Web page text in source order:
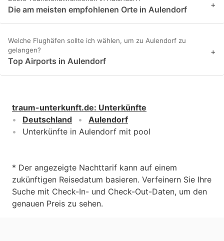
Die am meisten empfohlenen Orte in Aulendorf +
Welche Flughäfen sollte ich wählen, um zu Aulendorf zu
gelangen?
Top Airports in Aulendorf
+
traum-unterkunft.de: Unterkünfte
Deutschland
Aulendorf
Unterkünfte in Aulendorf mit pool
* Der angezeigte Nachttarif kann auf einem
zukünftigen Reisedatum basieren. Verfeinern Sie Ihre
Suche mit Check-In- und Check-Out-Daten, um den
genauen Preis zu sehen.